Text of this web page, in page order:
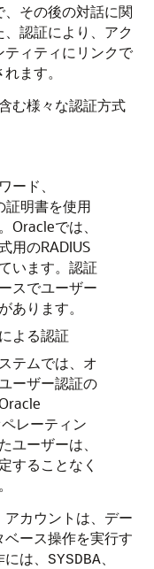
その後の対話に関
認証により、アク
ィティにリンクで
ます。
む様々な認証方式
ード、
証明書を使用
Oracleでは、
用のRADIUS
います。認証
スでユーザー
あります。
よる認証
テムでは、オ
ーザー認証の
レーティン
ユーザーは、
することなく
カウントは、デー
ース操作を実行す
は、 SYSDBA